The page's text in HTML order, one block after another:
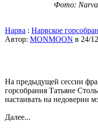
Фото: Narva
Нарва : Нарвское
Автор: MONMOON в 24/
На предыдущей сессии
горсобрания Татьяне
настаивать на недоверии
Далее...